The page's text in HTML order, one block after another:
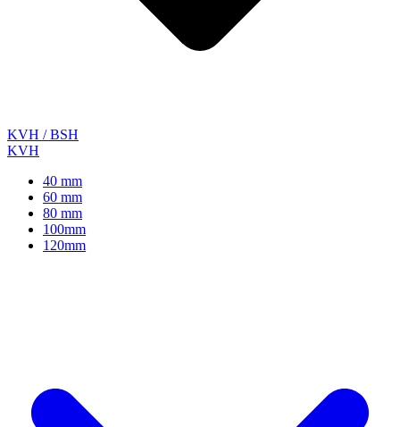
KVH / BSH
KVH
40 mm
60 mm
80 mm
100mm
120mm